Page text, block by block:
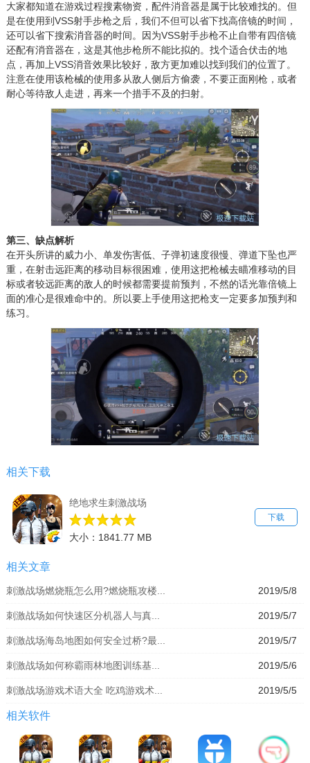
大家都知道在游戏过程搜素物资，配件消音器是属于比较难找的。但
是在使用到VSS射手步枪之后，我们不但可以省下找高倍镜的时间，
还可以省下搜索消音器的时间。因为VSS射手步枪不止自带有四倍镜
还配有消音器在，这是其他步枪所不能比拟的。找个适合伏击的地
点，再加上VSS消音效果比较好，敌方更加难以找到我们的位置了。
注意在使用该枪械的使用多从敌人侧后方偷袭，不要正面刚枪，或者
耐心等待敌人走进，再来一个措手不及的扫射。
第三、缺点解析
在开头所讲的威力小、单发伤害低、子弹初速度很慢、弹道下坠也严
重，在射击远距离的移动目标很困难，使用这把枪械去瞄准移动的目
标或者较远距离的敌人的时候都需要提前预判，不然的话光靠倍镜上
面的准心是很难命中的。所以要上手使用这把枪支一定要多加预判和
练习。
相关下载
下载
绝地求生刺激战场
大小：1841.77 MB
相关文章
2019/5/8
刺激战场燃烧瓶怎么用?燃烧瓶攻楼...
2019/5/7
刺激战场如何快速区分机器人与真...
2019/5/7
刺激战场海岛地图如何安全过桥?最...
2019/5/6
刺激战场如何称霸雨林地图训练基...
2019/5/5
刺激战场游戏术语大全 吃鸡游戏术...
相关软件